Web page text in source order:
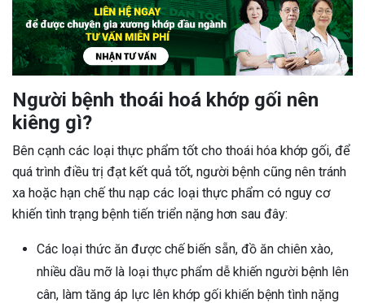
Người bệnh thoái hoá khớp gối nên
kiêng gì?
Bên cạnh các loại thực phẩm tốt cho thoái hóa khớp gối, để
quá trình điều trị đạt kết quả tốt, người bệnh cũng nên tránh
xa hoặc hạn chế thu nạp các loại thực phẩm có nguy cơ
khiến tình trạng bệnh tiến triển nặng hơn sau đây:
Các loại thức ăn được chế biến sẵn, đồ ăn chiên xào,
nhiều dầu mỡ là loại thực phẩm dễ khiến người bệnh lên
cân, làm tăng áp lực lên khớp gối khiến bệnh tình nặng